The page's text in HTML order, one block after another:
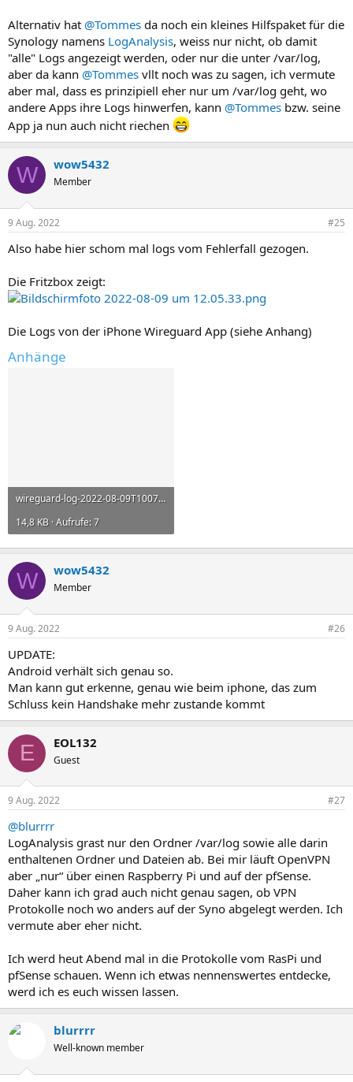
Alternativ hat @Tommes da noch ein kleines Hilfspaket für die
Synology namens LogAnalysis, weiss nur nicht, ob damit
"alle" Logs angezeigt werden, oder nur die unter /var/log,
aber da kann @Tommes vllt noch was zu sagen, ich vermute
aber mal, dass es prinzipiell eher nur um /var/log geht, wo
andere Apps ihre Logs hinwerfen, kann @Tommes bzw. seine
App ja nun auch nicht riechen
W wow5432
Member
9 Aug. 2022 #25
Also habe hier schom mal logs vom Fehlerfall gezogen.
Die Fritzbox zeigt:
Die Logs von der iPhone Wireguard App (siehe Anhang)
Anhänge
wireguard-log-2022-08-09T100745Z.txt
14,8 KB · Aufrufe: 7
W wow5432
Member
9 Aug. 2022 #26
UPDATE:
Android verhält sich genau so.
Man kann gut erkenne, genau wie beim iphone, das zum
Schluss kein Handshake mehr zustande kommt
E EOL132
Guest
9 Aug. 2022 #27
@blurrrr
LogAnalysis grast nur den Ordner /var/log sowie alle darin
enthaltenen Ordner und Dateien ab. Bei mir läuft OpenVPN
aber „nur“ über einen Raspberry Pi und auf der pfSense.
Daher kann ich grad auch nicht genau sagen, ob VPN
Protokolle noch wo anders auf der Syno abgelegt werden. Ich
vermute aber eher nicht.
Ich werd heut Abend mal in die Protokolle vom RasPi und
pfSense schauen. Wenn ich etwas nennenswertes entdecke,
werd ich es euch wissen lassen.
blurrrr
Well-known member